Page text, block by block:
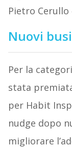
Pietro Cerullo
Nuovi
Per la
stata
per Habit
nudge dopo
migliorare